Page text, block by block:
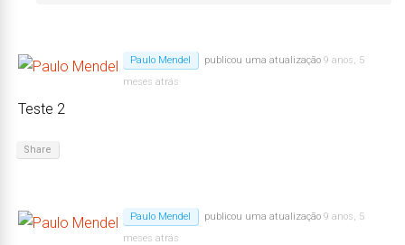
Paulo Mendel publicou uma atualização 9 anos, 5
meses atrás
Teste 2
Share
Paulo Mendel publicou uma atualização 9 anos, 5
meses atrás